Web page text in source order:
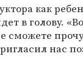
как
в голову.
нас